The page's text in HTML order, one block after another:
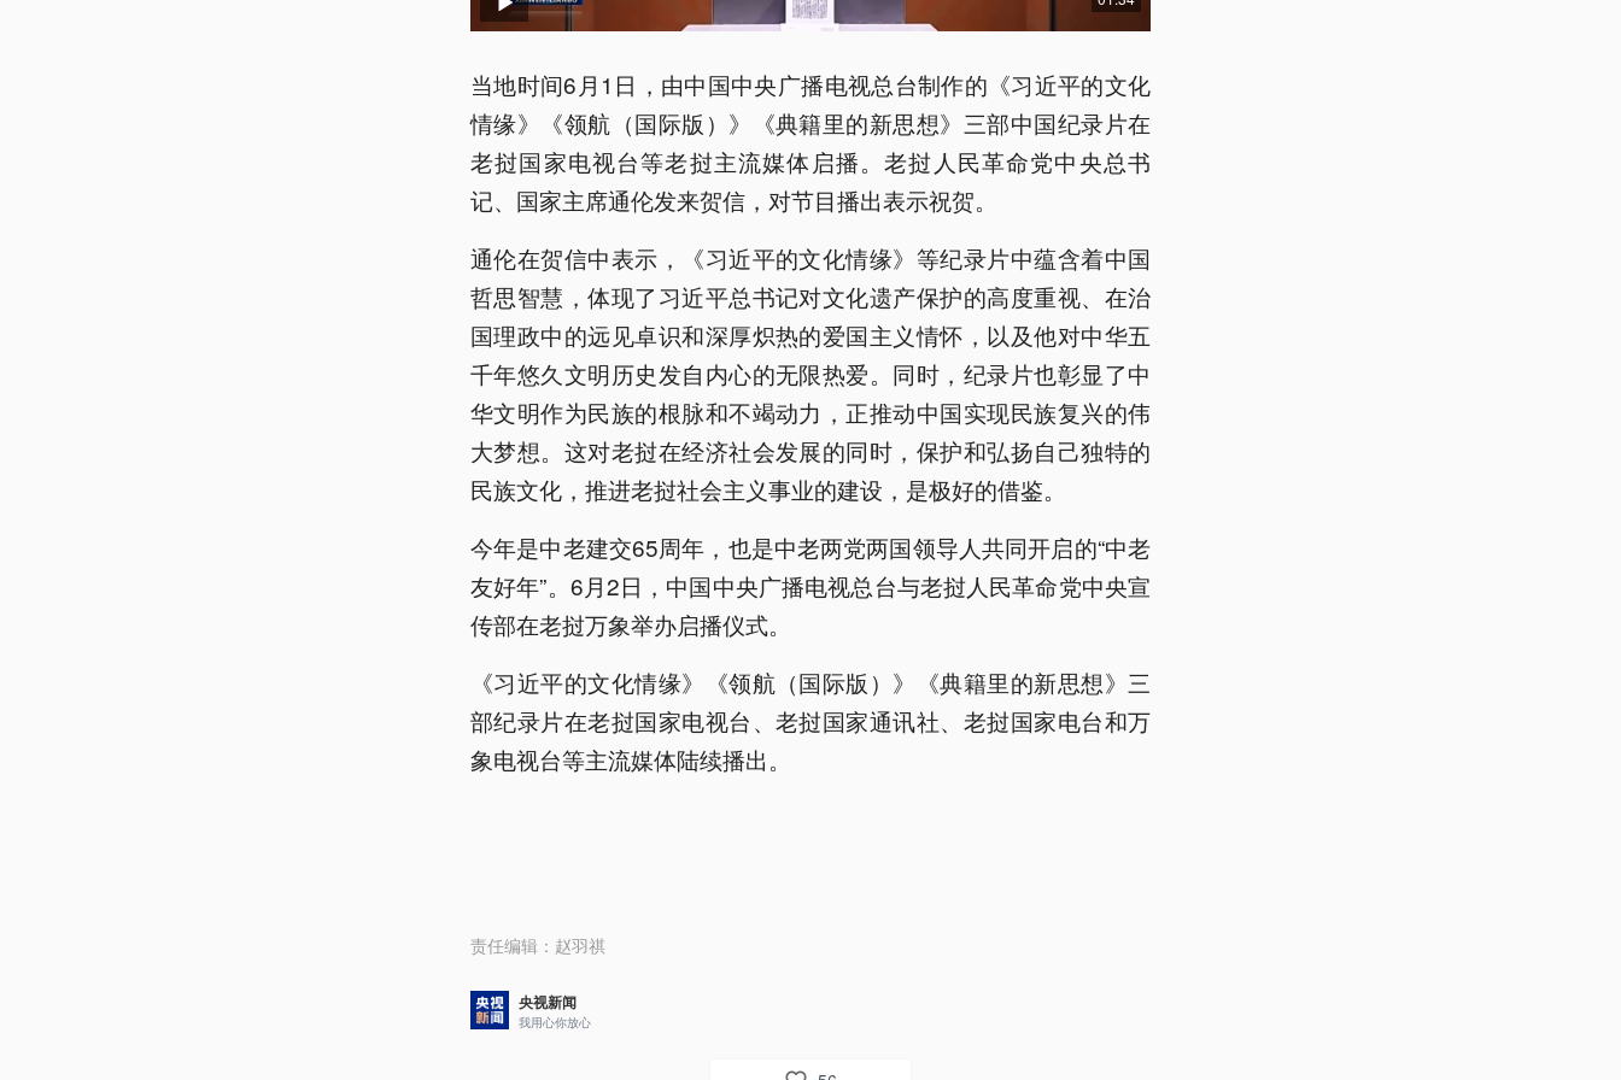
当地时间6月1日，由中国中央广播电视总台制作的《习近平的文化
情缘》《领航（国际版）》《典籍里的新思想》三部中国纪录片在
老挝国家电视台等老挝主流媒体启播。老挝人民革命党中央总书
记、国家主席通伦发来贺信，对节目播出表示祝贺。
通伦在贺信中表示，《习近平的文化情缘》等纪录片中蕴含着中国
哲思智慧，体现了习近平总书记对文化遗产保护的高度重视、在治
国理政中的远见卓识和深厚炽热的爱国主义情怀，以及他对中华五
千年悠久文明历史发自内心的无限热爱。同时，纪录片也彰显了中
华文明作为民族的根脉和不竭动力，正推动中国实现民族复兴的伟
大梦想。这对老挝在经济社会发展的同时，保护和弘扬自己独特的
民族文化，推进老挝社会主义事业的建设，是极好的借鉴。
今年是中老建交65周年，也是中老两党两国领导人共同开启的“中老
友好年”。6月2日，中国中央广播电视总台与老挝人民革命党中央宣
传部在老挝万象举办启播仪式。
《习近平的文化情缘》《领航（国际版）》《典籍里的新思想》三
部纪录片在老挝国家电视台、老挝国家通讯社、老挝国家电台和万
象电视台等主流媒体陆续播出。
责任编辑： 赵羽祺
央视新闻
我用心你放心